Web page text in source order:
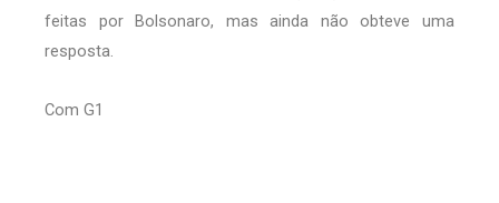
feitas por Bolsonaro, mas ainda não obteve uma
resposta.
Com G1